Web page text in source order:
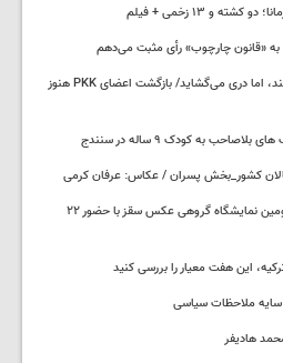
و ۱۳ زخمی + فیلم
به «قانون چارچوب» رأی مثبت می‌دهم
این قانون مسئله کرد را حل نمی‌کند، اما دری می‌گشاید/ بازگشت اعضای PKK هنوز
به کودک ۹ ساله در سنندج
کشور_بخش پسران / عکاس: عرفان کرمی
روایت کردستان در قاب تصویر؛ دومین نمایشگاه گروهی عکس سقز با حضور ۲۲
این هفت معیار را بررسی کنید
ملاحظات سیاسی
هادیفر